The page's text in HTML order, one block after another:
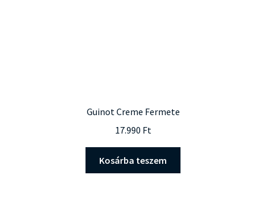
Guinot Creme Fermete
17.990 Ft
Kosárba teszem